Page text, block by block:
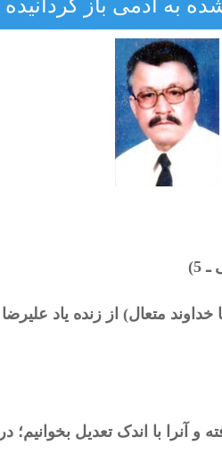
به آدمی باز
5)
متعال) از زنده یاد
آنرا با اندک تعدیل بخوانیم؛